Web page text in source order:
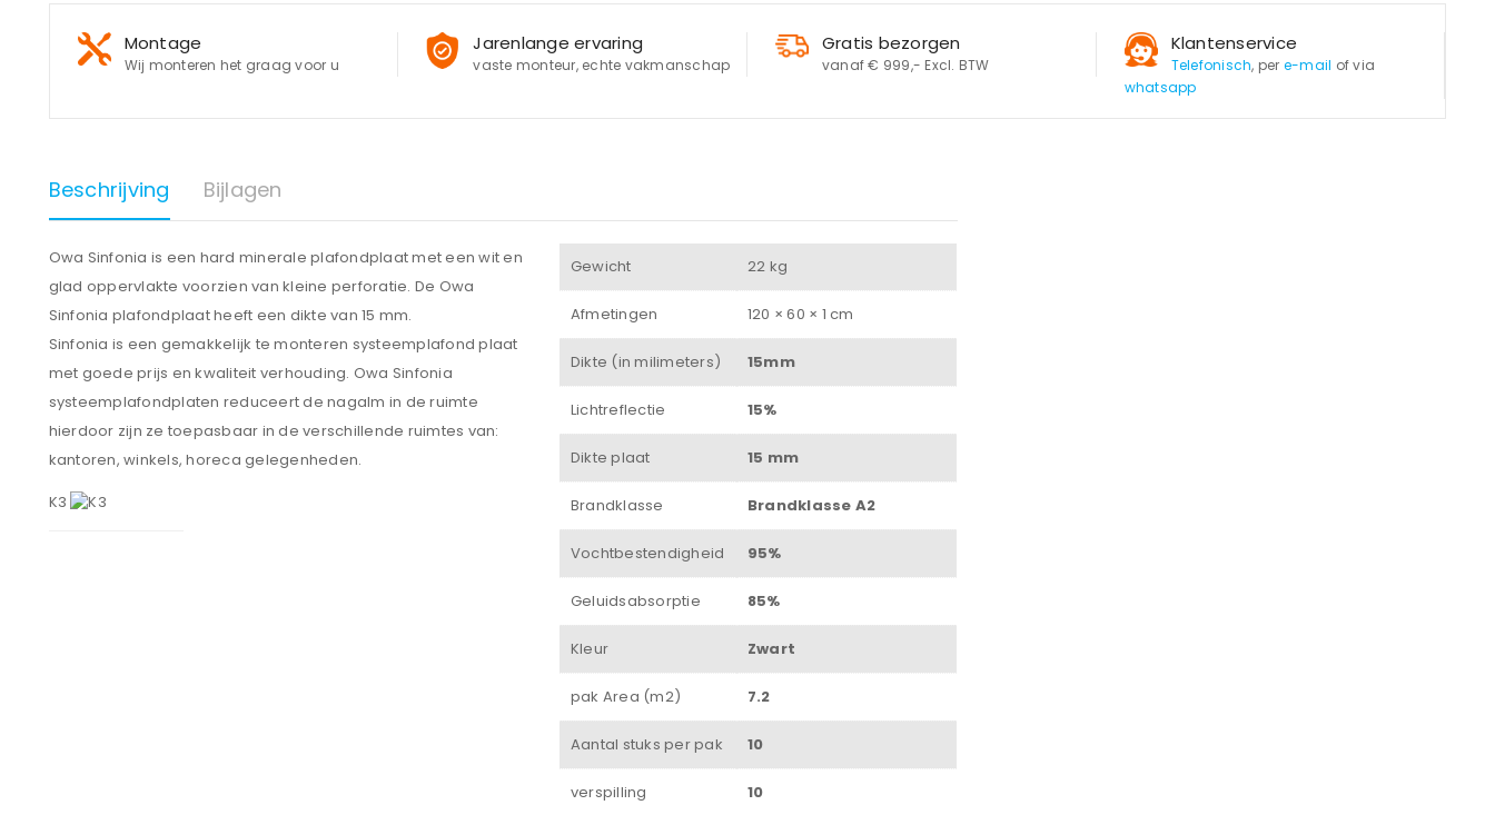
LOGIN
Wachtwoord*
Onthouden
INLOGGEN
JE WACHTWOORD VERGETEN?
Montage
Wij monteren het graag voor u
Jarenlange ervaring
vaste monteur, echte vakmanschap
Gratis bezorgen
vanaf € 999,- Excl. BTW
Klantenservice
Telefonisch, per e-mail of via
whatsapp
Beschrijving Bijlagen
Owa Sinfonia is een hard minerale plafondplaat met een wit en
glad oppervlakte voorzien van kleine perforatie. De Owa
Sinfonia plafondplaat heeft een dikte van 15 mm.
Sinfonia is een gemakkelijk te monteren systeemplafond plaat
met goede prijs en kwaliteit verhouding. Owa Sinfonia
systeemplafondplaten reduceert de nagalm in de ruimte
hierdoor zijn ze toepasbaar in de verschillende ruimtes van:
kantoren, winkels, horeca gelegenheden.
K3
Gewicht 22 kg
Afmetingen 120 × 60 × 1 cm
Dikte (in milimeters) 15mm
Lichtreflectie 15%
Dikte plaat 15 mm
Brandklasse Brandklasse A2
Vochtbestendigheid 95%
Geluidsabsorptie 85%
Kleur Zwart
pak Area (m2) 7.2
Aantal stuks per pak 10
verspilling 10